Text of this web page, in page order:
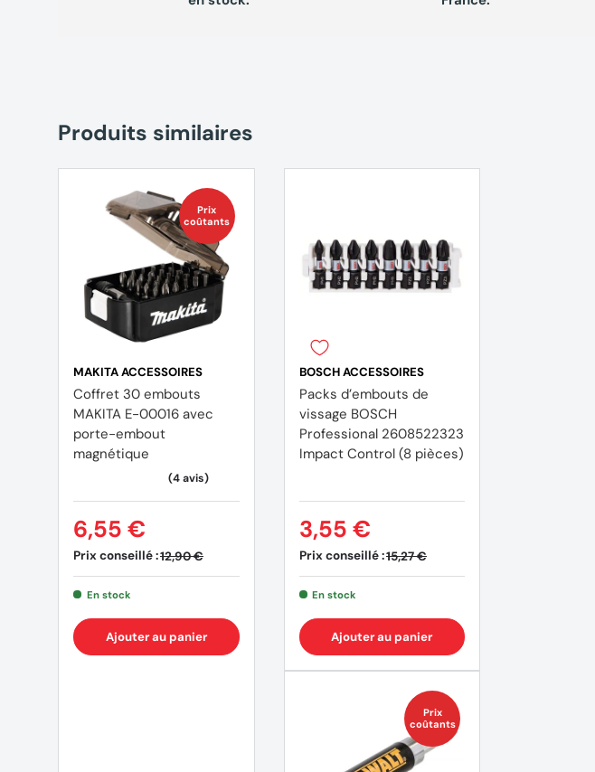
Produits similaires
Prix
coûtants
MAKITA ACCESSOIRES
Coffret 30 embouts
MAKITA E-00016 avec
porte-embout
magnétique
Prix conseillé :12,90 €
6,55 €
En stock
Ajouter au panier
BOSCH ACCESSOIRES
Packs d’embouts de
vissage BOSCH
Professional 2608522323
Impact Control (8 pièces)
Prix conseillé :15,27 €
3,55 €
En stock
Ajouter au panier
Prix
coûtants